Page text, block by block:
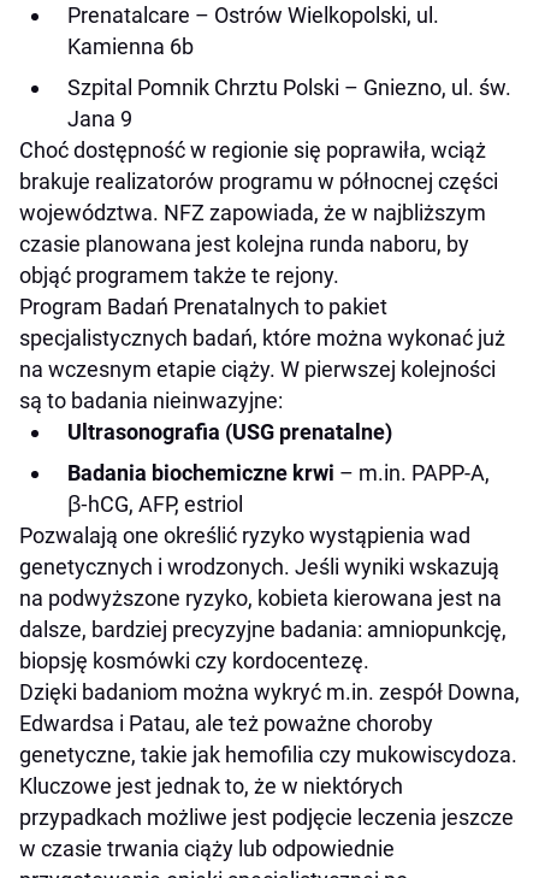
Prenatalcare – Ostrów Wielkopolski, ul.
Kamienna 6b
Szpital Pomnik Chrztu Polski – Gniezno, ul. św.
Jana 9
Choć dostępność w regionie się poprawiła, wciąż
brakuje realizatorów programu w północnej części
województwa. NFZ zapowiada, że w najbliższym
czasie planowana jest kolejna runda naboru, by
objąć programem także te rejony.
Program Badań Prenatalnych to pakiet
specjalistycznych badań, które można wykonać już
na wczesnym etapie ciąży. W pierwszej kolejności
są to badania nieinwazyjne:
Ultrasonografia (USG prenatalne)
Badania biochemiczne krwi – m.in. PAPP-A,
β‑hCG, AFP, estriol
Pozwalają one określić ryzyko wystąpienia wad
genetycznych i wrodzonych. Jeśli wyniki wskazują
na podwyższone ryzyko, kobieta kierowana jest na
dalsze, bardziej precyzyjne badania: amniopunkcję,
biopsję kosmówki czy kordocentezę.
Dzięki badaniom można wykryć m.in. zespół Downa,
Edwardsa i Patau, ale też poważne choroby
genetyczne, takie jak hemofilia czy mukowiscydoza.
Kluczowe jest jednak to, że w niektórych
przypadkach możliwe jest podjęcie leczenia jeszcze
w czasie trwania ciąży lub odpowiednie